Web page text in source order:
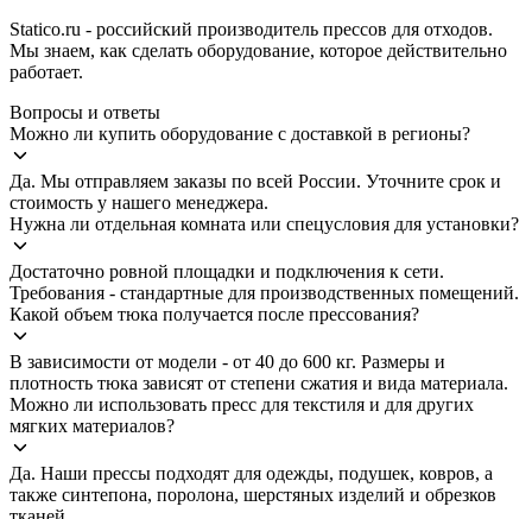
Statico.ru - российский производитель прессов для отходов.
Мы знаем, как сделать оборудование, которое действительно
работает.
Вопросы и ответы
Можно ли купить оборудование с доставкой в регионы?
Да. Мы отправляем заказы по всей России. Уточните срок и
стоимость у нашего менеджера.
Нужна ли отдельная комната или спецусловия для установки?
Достаточно ровной площадки и подключения к сети.
Требования - стандартные для производственных помещений.
Какой объем тюка получается после прессования?
В зависимости от модели - от 40 до 600 кг. Размеры и
плотность тюка зависят от степени сжатия и вида материала.
Можно ли использовать пресс для текстиля и для других
мягких материалов?
Да. Наши прессы подходят для одежды, подушек, ковров, а
также синтепона, поролона, шерстяных изделий и обрезков